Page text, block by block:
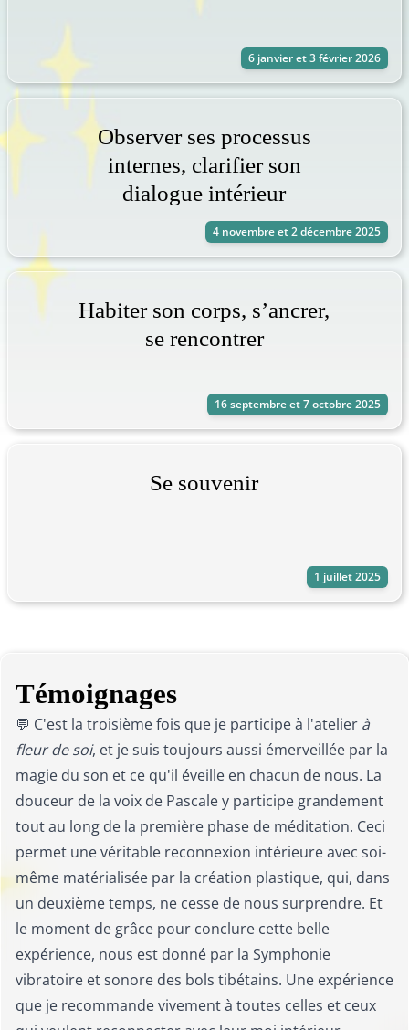
6 janvier et 3 février 2026
4 novembre et 2 décembre 2025
Observer ses processus
internes, clarifier son
dialogue intérieur
16 septembre et 7 octobre 2025
Habiter son corps, s’ancrer,
se rencontrer
1 juillet 2025
Se souvenir
Témoignages
💬 C'est la troisième fois que je participe à l'atelier à
fleur de soi, et je suis toujours aussi émerveillée par la
magie du son et ce qu'il éveille en chacun de nous. La
douceur de la voix de Pascale y participe grandement
tout au long de la première phase de méditation. Ceci
permet une véritable reconnexion intérieure avec soi-
même matérialisée par la création plastique, qui, dans
un deuxième temps, ne cesse de nous surprendre. Et
le moment de grâce pour conclure cette belle
expérience, nous est donné par la Symphonie
vibratoire et sonore des bols tibétains. Une expérience
que je recommande vivement à toutes celles et ceux